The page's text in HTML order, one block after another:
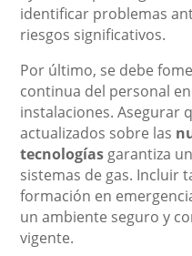
identificar problemas
riesgos significativos.
Por último, se debe
continua del personal
instalaciones. Asegurar
actualizados sobre las
tecnologías garantiza
sistemas de gas. Incluir
formación en
un ambiente seguro y
vigente.